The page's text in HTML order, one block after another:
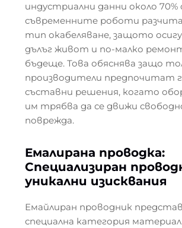
индустриални данни около
съвременните роботи
тип окабеляване, защото
дълъг живот и по-малко
бъдеще. Това обяснява защо
производители предпочитат
съставни решения, когато
им трябва да се движи
поврежда.
Емалирана проводка:
Специализиран
уникални изисквания
Емайлиран проводник
специална категория материал